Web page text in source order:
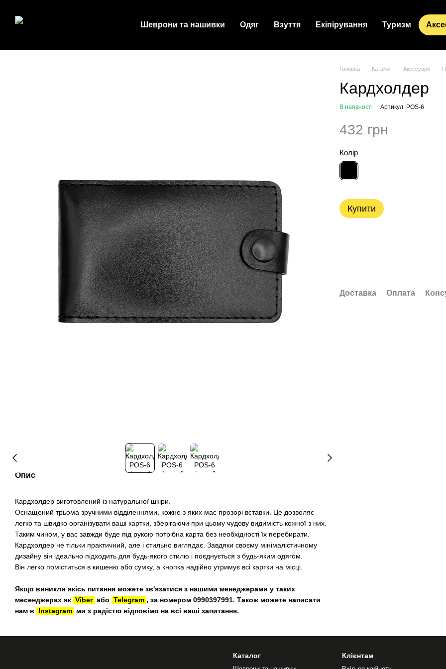
Шеврони та нашивки Одяг Взуття Екіпірування Туризм
Опис
Кардхолдер виготовлений із натуральної шкіри.
Оснащений трьома зручними відділеннями, кожне з яких має прозорі вставки. Це дозволяє
легко та швидко організувати ваші картки, зберігаючи при цьому чудову видимість кожної з них.
Таким чином, у вас завжди буде під рукою потрібна карта без необхідності їх перебирати.
Кардхолдер не тільки практичний, але і стильно виглядає. Завдяки своєму мінімалістичному
дизайну він ідеально підходить для будь-якого стилю і поєднується з будь-яким одягом.
Він легко поміститься в кишеню або сумку, а кнопка надійно утримує всі картки на місці.
Якщо виникли якісь питання можете зв'язатися з нашими менеджерами у таких
месенджерах як Viber або Telegram , за номером 0990397991. Також можете написати
нам в
Instagram ми з радістю відповімо на всі ваші запитання.
Головна Каталог Аксесуари
Кардхолдер
В наявності Артикул: POS-6
432 грн
Колір
Купити
Доставка Оплата
Каталог Клієнтам